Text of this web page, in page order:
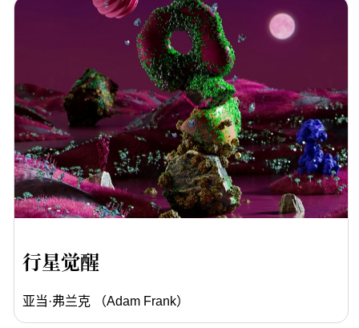
行星觉醒
亚当·弗兰克 （Adam Frank）